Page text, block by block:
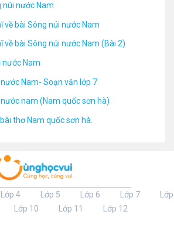
núi nước Nam
về bài Sông núi nước Nam
về bài Sông núi nước Nam (Bài 2)
nước Nam
Nam- Soạn văn lớp 7
nam (Nam quốc sơn hà)
thơ Nam quốc sơn hà.
Lớp 4 Lớp 5 Lớp 6 Lớp 7
Lớp
Lớp 10 Lớp 11 Lớp 12